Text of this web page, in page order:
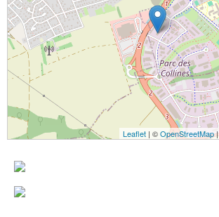
Leaflet | ©OpenStreetMap